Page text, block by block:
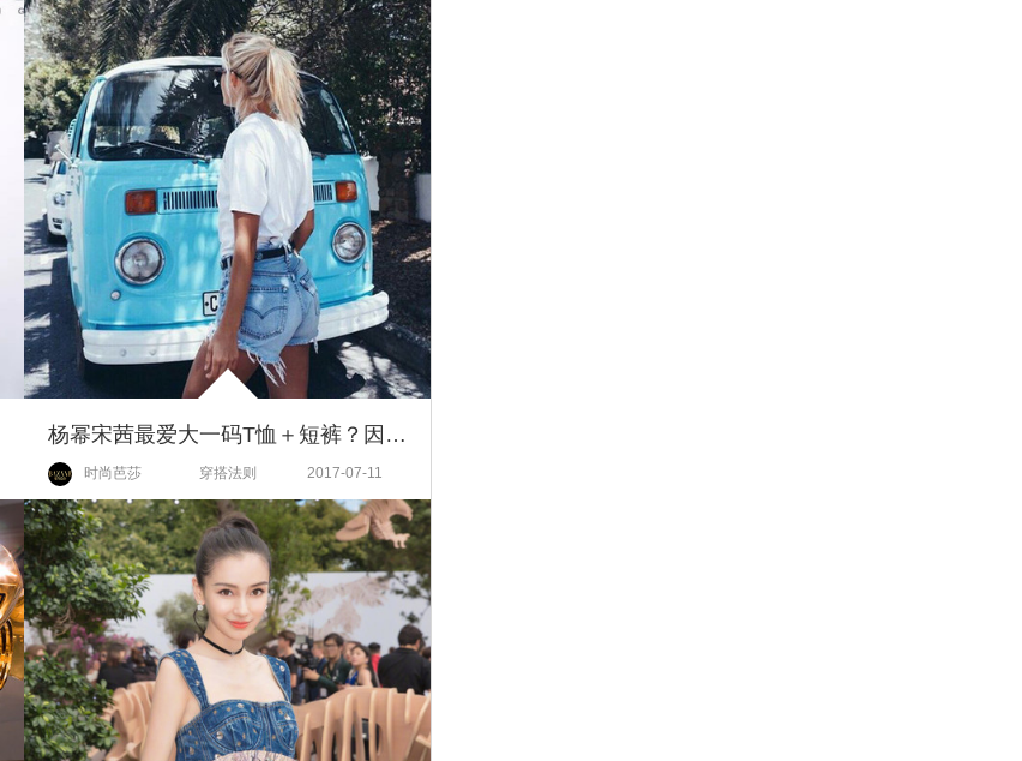
杨幂宋茜最爱大一码T恤＋短裤？因为“不合身”才是拯救比例的神器啊！
时尚芭莎 穿搭法则 2017-07-11